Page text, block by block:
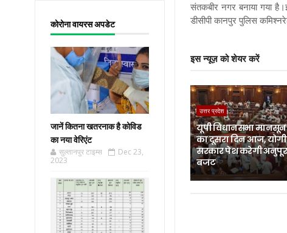
कोरोना वायरस अपडेट
जानें कितना खतरनाक है कोविड
का नया वेरिएंट
सुल्तानपुर टाइम्स
Dec 23,
2023
संतकबीर नगर बनाया गया है
डीसीपी कानपुर पुलिस
इस न्यूज़ को शेयर करें
उत्तर प्रदेश
यूपी विधानसभा मानसून
का दूसरा दिन आज, योगी
सरकार पेश करेगी
बजट